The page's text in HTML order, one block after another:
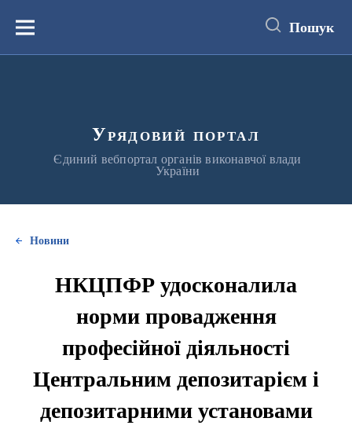
вмістуМеню Пошук
Урядовий портал
Єдиний вебпортал органів виконавчої влади
України
Новини
НКЦПФР удосконалила
норми провадження
професійної діяльності
Центральним депозитарієм і
депозитарними установами